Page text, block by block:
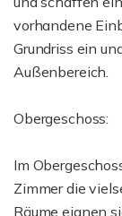
vorhandene
Grundriss ein
Außenbereich.
Obergeschoss:
Im
Zimmer die
Räume eignen